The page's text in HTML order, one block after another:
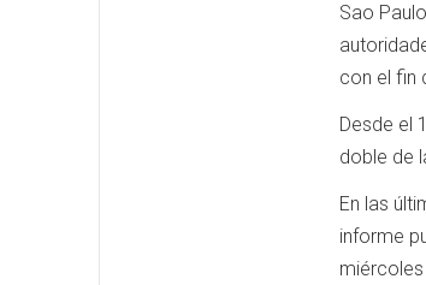
Sao
con el fin
Desde el
doble de
En las
informe